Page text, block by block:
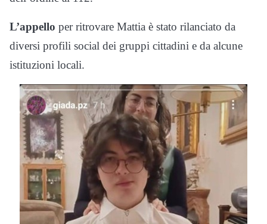
L’appello per ritrovare Mattia è stato rilanciato da
diversi profili social dei gruppi cittadini e da alcune
istituzioni locali.